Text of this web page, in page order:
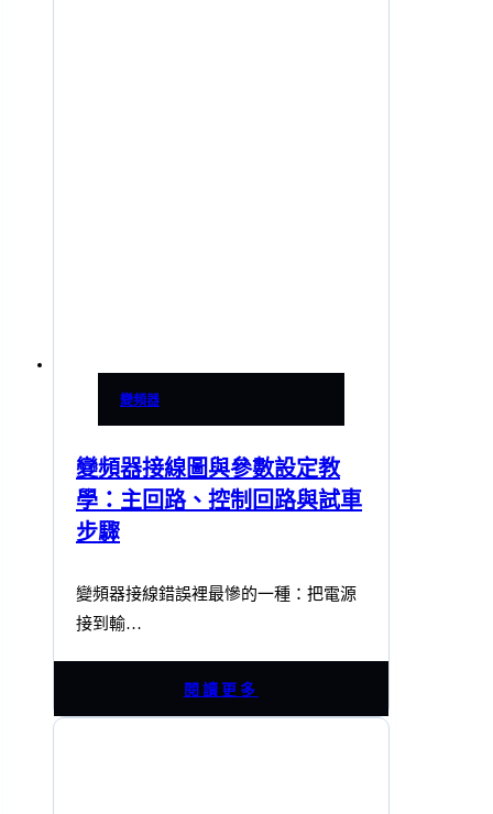
變頻器
變頻器接線圖與參數設定教
學：主回路、控制回路與試車
步驟
變頻器接線錯誤裡最慘的一種：把電源
接到輸…
閱讀更多